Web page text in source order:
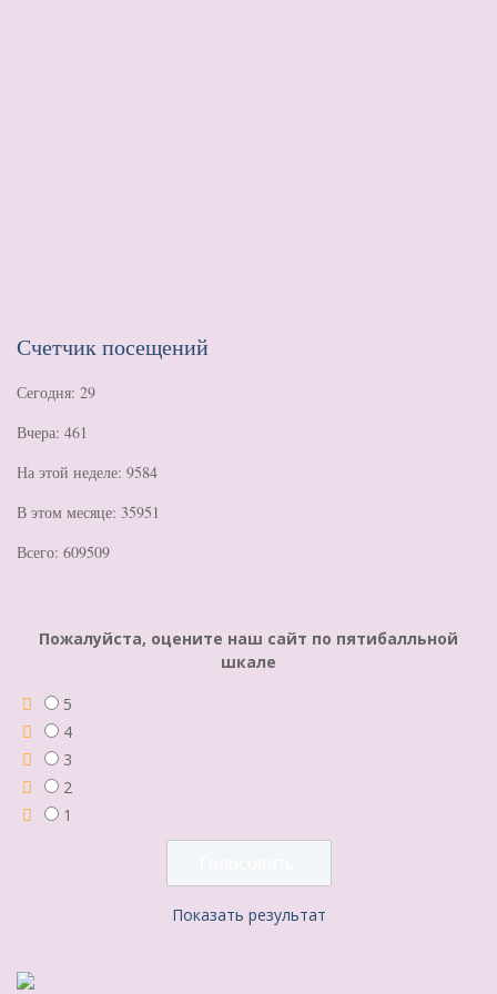
Счетчик посещений
Сегодня: 29
Вчера: 461
На этой неделе: 9584
В этом месяце: 35951
Всего: 609509
Пожалуйста, оцените наш сайт по пятибалльной
шкале
5
4
3
2
1
Показать результат